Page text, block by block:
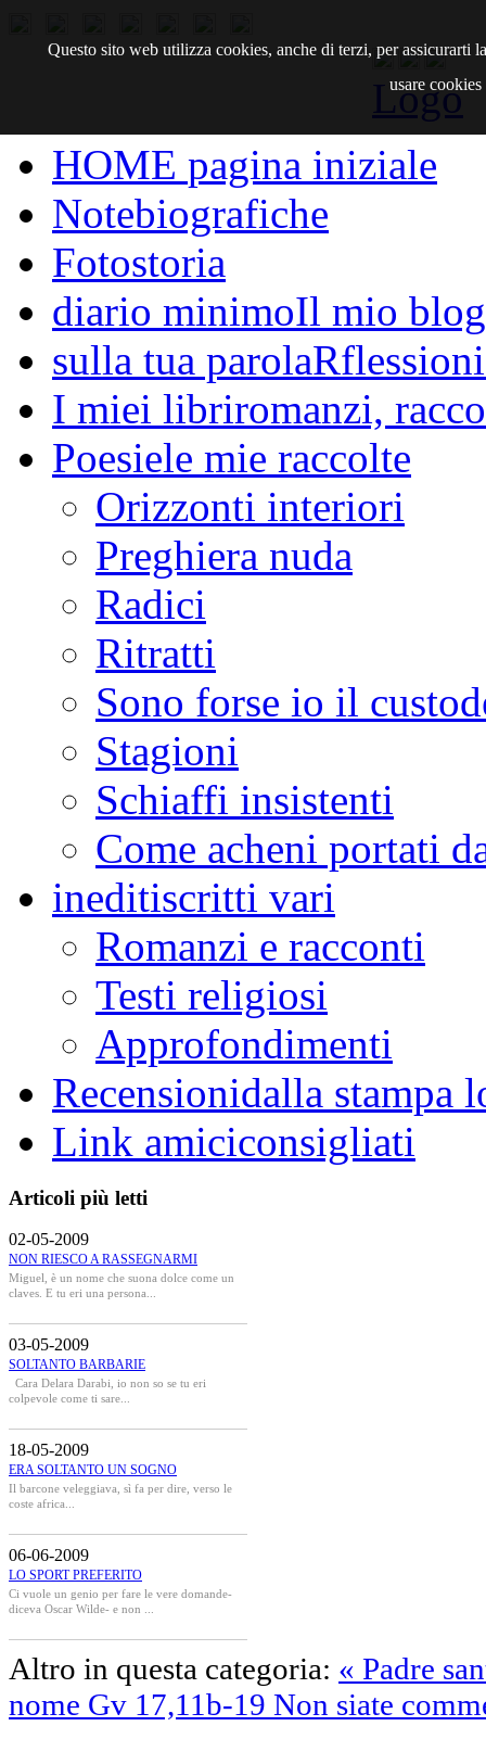
Logo
HOME pagina iniziale
Notebiografiche
Fotostoria
diario minimoIl mio blog
sulla tua parola
I miei libriromanzi,
Poesiele mie raccolte
Orizzonti interiori
Preghiera nuda
Radici
Ritratti
Sono forse io il
Stagioni
Schiaffi insistenti
Come acheni portati
ineditiscritti vari
Romanzi e racconti
Testi religiosi
Approfondimenti
Recensionidalla stampa
Link amiciconsigliati
Articoli più letti
02-05-2009
NON RIESCO A RASSEGNARMI
Miguel, è un nome che suona dolce come un
claves. E tu eri una persona...
03-05-2009
SOLTANTO BARBARIE
Cara Delara Darabi, io non so se tu eri
colpevole come ti sare...
18-05-2009
ERA SOLTANTO UN SOGNO
Il barcone veleggiava, sì fa per dire, verso le
coste africa...
06-06-2009
LO SPORT PREFERITO
Ci vuole un genio per fare le vere domande-
diceva Oscar Wilde- e non ...
Altro in questa categoria: « Padre
nome Gv 17,11b-19 Non siate
Questo sito web utilizza cookies, anche di terzi, per assicurarti
usare